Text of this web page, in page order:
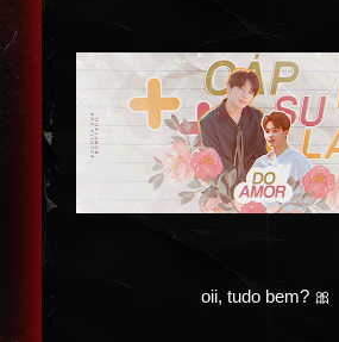
oii, tudo bem? 🎀